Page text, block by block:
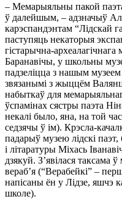
– Мемарыяльны пакой
ў далейшым, – адзначыў
карэспандэнтам “Лідскай
паступяць некаторыя
гістарычна-
Баранавічы, у школьны
падзеліцца з нашым музеем
звязанымі з жыццём
набыткаў для
ўспамінах сястры паэта
некалі было, яна, на той
седзячы ў ім). Крэсла-
падарыў музею лідскі
і літаратуры Міхась
дзякуй. З’явілася таксама
вераб’я (“Верабейкі” –
напісаны ён у Лідзе, яшчэ
школе).